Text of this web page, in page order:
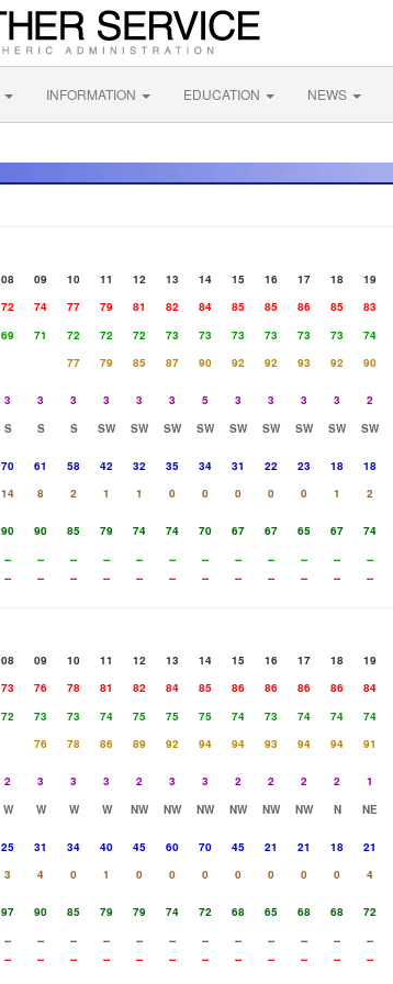
INFORMATION EDUCATION NEWS
08 09 10 11 12 13 14 15 16 17 18 19
72 74 77 79 81 82 84 85 85 86 85 83
69 71 72 72 72 73 73 73 73 73 73 74
77 79 85 87 90 92 92 93 92 90
3 3 3 3 3 3 5 3 3 3 3 2
S S S SW SW SW SW SW SW SW SW SW
70 61 58 42 32 35 34 31 22 23 18 18
14 8 2 1 1 0 0 0 0 0 1 2
90 90 85 79 74 74 70 67 67 65 67 74
-- -- -- -- -- -- -- -- -- -- -- --
-- -- -- -- -- -- -- -- -- -- -- --
08 09 10 11 12 13 14 15 16 17 18 19
73 76 78 81 82 84 85 86 86 86 86 84
72 73 73 74 75 75 75 74 73 74 74 74
76 78 86 89 92 94 94 93 94 94 91
2 3 3 3 2 3 3 2 2 2 2 1
W W W W NW NW NW NW NW NW N NE
25 31 34 40 45 60 70 45 21 21 18 21
3 4 0 1 0 0 0 0 0 0 0 4
97 90 85 79 79 74 72 68 65 68 68 72
-- -- -- -- -- -- -- -- -- -- -- --
-- -- -- -- -- -- -- -- -- -- -- --